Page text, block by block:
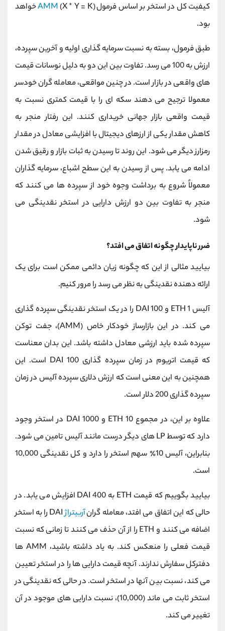
کیفیت کل در استخر بر اساس فرمول
AMM(X * Y = K) خواهد
بود.
طبق فرمول، بسته به نسبت سرمایه گذاری اولیه و آخرین سپرده،
ارزش به 100 می رسد. تفاوت بین این دو به دلیل نوسانات قیمت
های واقعی در بازار است. در چنین مواقعی، معامله گران خودسر
معمولا ترجیح می دهند سکه ای را با قیمت کمتری نسبت به
قیمت واقعی بازار جهانی خریداری کنند. این رفتار منجر به
کاهش مقدار یکی از ارزهای دیجیتال با افزایشی معادل در مقدار
رمزارز دیگر می شود. این روند تا رسیدن به ثبات بازار و رقیق شدن
ادامه می یابد. پس از رسیدن به این سطح اشباع، سرمایه گذاران
معمولاً شروع به برداشت وجوه خود از سپرده ها می کنند که
منجر به تفاوت بین دو ارزش دارایی در استخر نقدینگی می
شود.
ضرر ناپایدار چگونه اتفاق می افتد؟
بیایید مثالی از این که چگونه زیان دائمی ممکن است برای یک
ارائه دهنده نقدینگی به نظر می رسد را مرور کنیم.
آلیس 1 ETH و 100 DAI را در یک استخر نقدینگی سپرده گذاری
می کند. در این بازارساز خودکار خاص (AMM)، جفت توکن
سپرده شده باید ارزشی معادل داشته باشد. این بدان معناست
که قیمت اتریوم در زمان سپرده گذاری 100 DAI است. این
همچنین به این معنی است که ارزش دلاری سپرده آلیس در زمان
سپرده گذاری 200 دلار است.
علاوه بر این، در مجموع 10 ETH و 1000 DAI در استخر وجود
دارد که توسط LP های دیگر درست مانند آلیس تامین می شود.
بنابراین، آلیس 10٪ سهم استخر را دارد و کل نقدینگی 10,000
است.
بیایید بگوییم که قیمت ETH به 400 DAI افزایش می یابد. در
حالی که این اتفاق می افتد، معامله گرانآربیتراژ
DAI را به استخر
اضافه می کنند و ETH را از آن حذف می کنند تا زمانی که نسبت
قیمت فعلی را منعکس کند. به یاد داشته باشید، AMM ها
دفترکل سفارش ندارند. آنچه قیمت دارایی ها را در استخر تعیین
می کند، نسبت بین آنها در استخر است. در حالی که نقدینگی در
استخر ثابت می ماند (10,000)، نسبت دارایی های موجود در آن
تغییر می کند.